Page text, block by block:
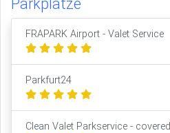
Parkplätze
FRAPARK Airport - Valet Service
Parkfurt24
Clean Valet Parkservice - covered